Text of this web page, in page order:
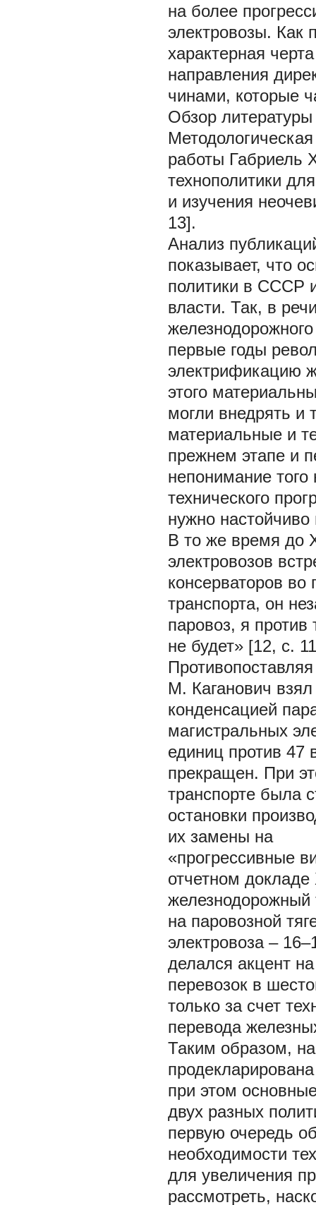
на более
электровозы. Как
характерная
направления
чинами, которые
Обзор литературы
работы Габриель
технополитики
и изучения
13].
Анализ
показывает, что
политики в СССР
власти. Так, в
первые годы
электрификацию
этого
могли внедрять и
материальные и
прежнем этапе и
непонимание того
технического
нужно настойчиво
В то же время до
электровозов
консерваторов
транспорта, он
паровоз, я против
не будет» [12, с.
М. Каганович
конденсацией
магистральных
единиц против 47
прекращен. При
транспорте была
остановки
их замены на
«прогрессивные
отчетном
железнодорожный
на паровозной
электровоза –
делался акцент
перевозок в
только за счет
перевода
Таким образом,
при этом
двух разных
первую очередь
необходимости
для увеличения
рассмотреть,